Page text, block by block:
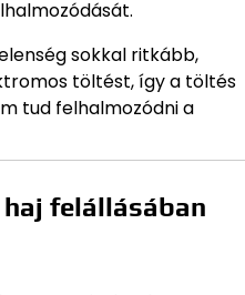
sokkal ritkább,
töltést, így a töltés
tud felhalmozódni a
felállásában